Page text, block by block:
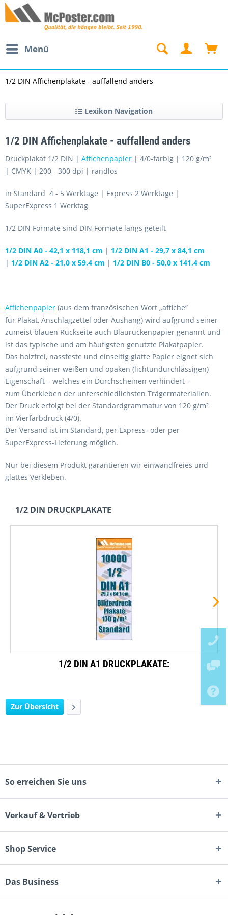
Menü
1/2 DIN Affichenplakate - auffallend anders
Lexikon Navigation
1/2 DIN Affichenplakate - auffallend anders
Druckplakat 1/2 DIN | Affichenpapier | 4/0-farbig | 120 g/m²
| CMYK | 200 - 300 dpi | randlos
in Standard 4 - 5 Werktage | Express 2 Werktage |
SuperExpress 1 Werktag
1/2 DIN Formate sind DIN Formate längs geteilt
1/2 DIN A0 - 42,1 x 118,1 cm | 1/2 DIN A1 - 29,7 x 84,1 cm
| 1/2 DIN A2 - 21,0 x 59,4 cm | 1/2 DIN B0 - 50,0 x 141,4 cm
Affichenpapier (aus dem französischen Wort „affiche“
für Plakat, Anschlagzettel oder Aushang) wird aufgrund seiner
zumeist blauen Rückseite auch Blaurückenpapier genannt und
ist das typische und am häufigsten genutzte Plakatpapier.
Das holzfrei, nassfeste und einseitig glatte Papier eignet sich
aufgrund seiner weißen und opaken (lichtundurchlässigen)
Eigenschaft – welches ein Durchscheinen verhindert -
zum Überkleben der unterschiedlichsten Trägermaterialien.
Der Druck erfolgt bei der Standardgrammatur von 120 g/m²
im Vierfarbdruck (4/0).
Der Versand ist im Standard, per Express- oder per
SuperExpress-Lieferung möglich.
Nur bei diesem Produkt garantieren wir einwandfreies und
glattes Verkleben.
1/2 DIN DRUCKPLAKATE
1/2 DIN A1 DRUCKPLAKATE:
Zur Übersicht
So erreichen Sie uns
Verkauf & Vertrieb
Shop Service
Das Business